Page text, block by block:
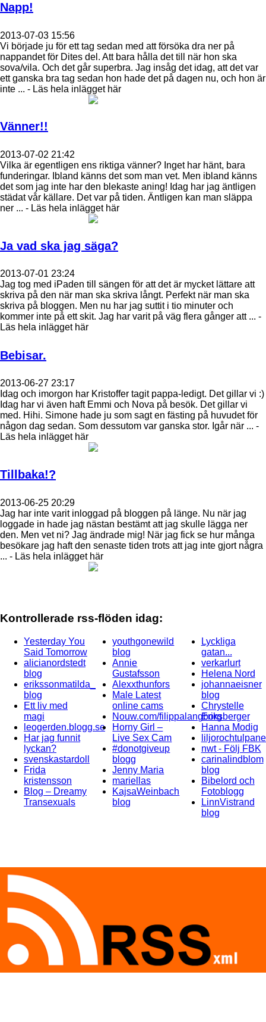
Napp!
2013-07-03 15:56
Vi började ju för ett tag sedan med att försöka dra ner på
nappandet för Dites del. Att bara hålla det till när hon ska
sova/vila. Och det går superbra. Jag insåg det idag, att det var
ett ganska bra tag sedan hon hade det på dagen nu, och hon är
inte ... - Läs hela inlägget här
Vänner!!
2013-07-02 21:42
Vilka är egentligen ens riktiga vänner? Inget har hänt, bara
funderingar. Ibland känns det som man vet. Men ibland känns
det som jag inte har den blekaste aning! Idag har jag äntligen
städat vår källare. Det var på tiden. Äntligen kan man släppa
ner ... - Läs hela inlägget här
Ja vad ska jag säga?
2013-07-01 23:24
Jag tog med iPaden till sängen för att det är mycket lättare att
skriva på den när man ska skriva långt. Perfekt när man ska
skriva på bloggen. Men nu har jag suttit i tio minuter och
kommer inte på ett skit. Jag har varit på väg flera gånger att ... -
Läs hela inlägget här
Bebisar.
2013-06-27 23:17
Idag och imorgon har Kristoffer tagit pappa-ledigt. Det gillar vi :)
Idag har vi även haft Emmi och Nova på besök. Det gillar vi
med. Hihi. Simone hade ju som sagt en fästing på huvudet för
någon dag sedan. Som dessutom var ganska stor. Igår när ... -
Läs hela inlägget här
Tillbaka!?
2013-06-25 20:29
Jag har inte varit inloggad på bloggen på länge. Nu när jag
loggade in hade jag nästan bestämt att jag skulle lägga ner
den. Men vet ni? Jag ändrade mig! När jag fick se hur många
besökare jag haft den senaste tiden trots att jag inte gjort några
... - Läs hela inlägget här
Kontrollerade rss-flöden idag:
Yesterday You
Said Tomorrow
alicianordstedt
blog
erikssonmatilda_
blog
Ett liv med
magi
leogerden.blogg.se
Har jag funnit
lyckan?
svenskastardoll
Frida
kristensson
Blog – Dreamy
Transexuals
youthgonewild
blog
Annie
Gustafsson
Alexxthunfors
Male Latest
online cams
Nouw.com/filippalangborg
Horny Girl –
Live Sex Cam
#donotgiveup
blogg
Jenny Maria
mariellas
KajsaWeinbach
blog
Lyckliga
gatan...
verkarlurt
Helena Nord
johannaeisner
blog
Chrystelle
Eriksberger
Hanna Modig
nwt - Följ FBK
carinalindblom
blog
Bibelord och
Fotoblogg
LinnVistrand
blog